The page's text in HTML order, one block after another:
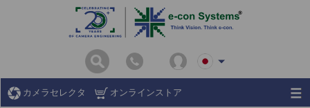
カメラセレクタ オンラインストア